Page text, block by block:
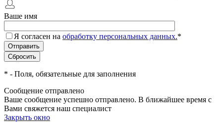
Ваше имя
Я согласен на обработку персональных данных.*
* - Поля, обязательные для заполнения
Сообщение отправлено
Ваше сообщение успешно отправлено. В ближайшее время с
Вами свяжется наш специалист
Закрыть окно